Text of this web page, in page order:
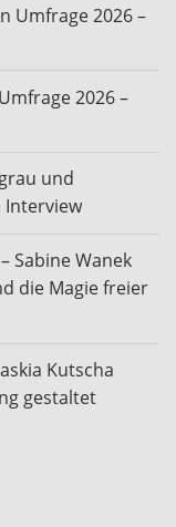
Umfrage 2026 –
2026 –
und
Interview
Sabine Wanek
die Magie freier
Kutscha
gestaltet